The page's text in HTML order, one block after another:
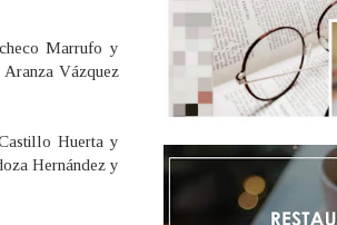
Marrufo y
Vázquez
Huerta y
Hernández y